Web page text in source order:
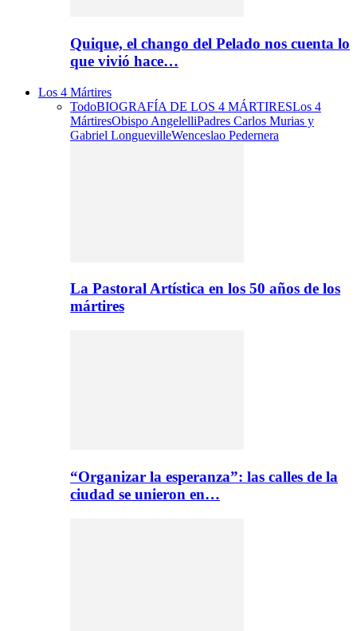
Quique, el chango del Pelado nos cuenta lo
que vivió hace…
Los 4 Mártires
TodoBIOGRAFÍA DE LOS 4 MÁRTIRESLos 4
MártiresObispo AngelelliPadres Carlos Murias y
Gabriel LonguevilleWenceslao Pedernera
La Pastoral Artística en los 50 años de los
mártires
“Organizar la esperanza”: las calles de la
ciudad se unieron en…